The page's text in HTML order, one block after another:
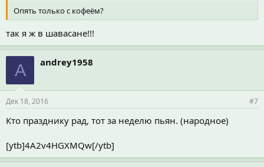
Опять только с кофеём?
так я ж в шавасане!!!
A andrey1958
Дек 18, 2016 #7
Кто празднику рад, тот за неделю пьян. (народное)
[ytb]4A2v4HGXMQw[/ytb]